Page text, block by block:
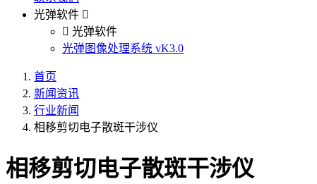
光弹软件
光弹软件
光弹图像处理系统 vK3.0
首页
新闻资讯
行业新闻
相移剪切电子散斑干涉仪
相移剪切电子散斑干涉仪